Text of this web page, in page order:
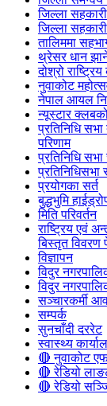
जिल्ला
जिल्ला
तालिममा
थ्रेसर धान
दोश्रो
नुवाकोट
नेपाल आयल
न्यूस्टार
प्रतिनिधि
परिणाम
प्रतिनिधि
प्रतिनिधिसभा
प्रयोगका सर्त
बुद्धभुमि
मिति परिवर्तन
राष्ट्रिय एवं
बिस्तृत विवरण
विज्ञापन
विदुर
विदुर
सञ्चारकर्मी
सम्पर्क
सुनचाँदी दररेट
स्वास्थ्य
🔴 नुवाकोट
🔴 रेडियो
🔴 रेडियो